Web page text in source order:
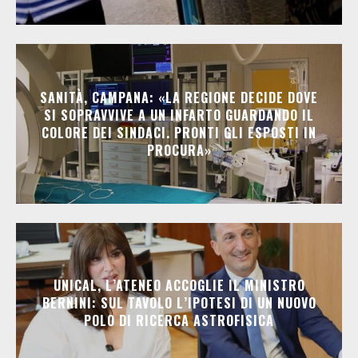
SANITÀ, CAMPANA: «LA REGIONE DECIDE DOVE
SI SOPRAVVIVE A UN INFARTO GUARDANDO IL
COLORE DEI SINDACI. PRONTI GLI ESPOSTI IN
PROCURA»
UNICAL, L’ATENEO ACCOGLIE IL MINISTRO
BERNINI: SUL TAVOLO L’IPOTESI DI UN NUOVO
POLO DI RICERCA ASTROFISICA